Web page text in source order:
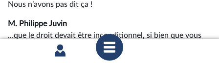
Nous n’avons pas dit ça !
M. Philippe Juvin
…que le droit devait être inconditionnel, si bien que vous
avez voté des amendements allant dans ce sens. Or, ici,
vous opérez un complet virage et j’ai par conséquent du